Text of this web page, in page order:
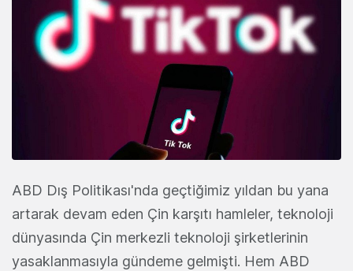
ABD Dış Politikası'nda geçtiğimiz yıldan bu yana
artarak devam eden Çin karşıtı hamleler, teknoloji
dünyasında Çin merkezli teknoloji şirketlerinin
yasaklanmasıyla gündeme gelmişti. Hem ABD